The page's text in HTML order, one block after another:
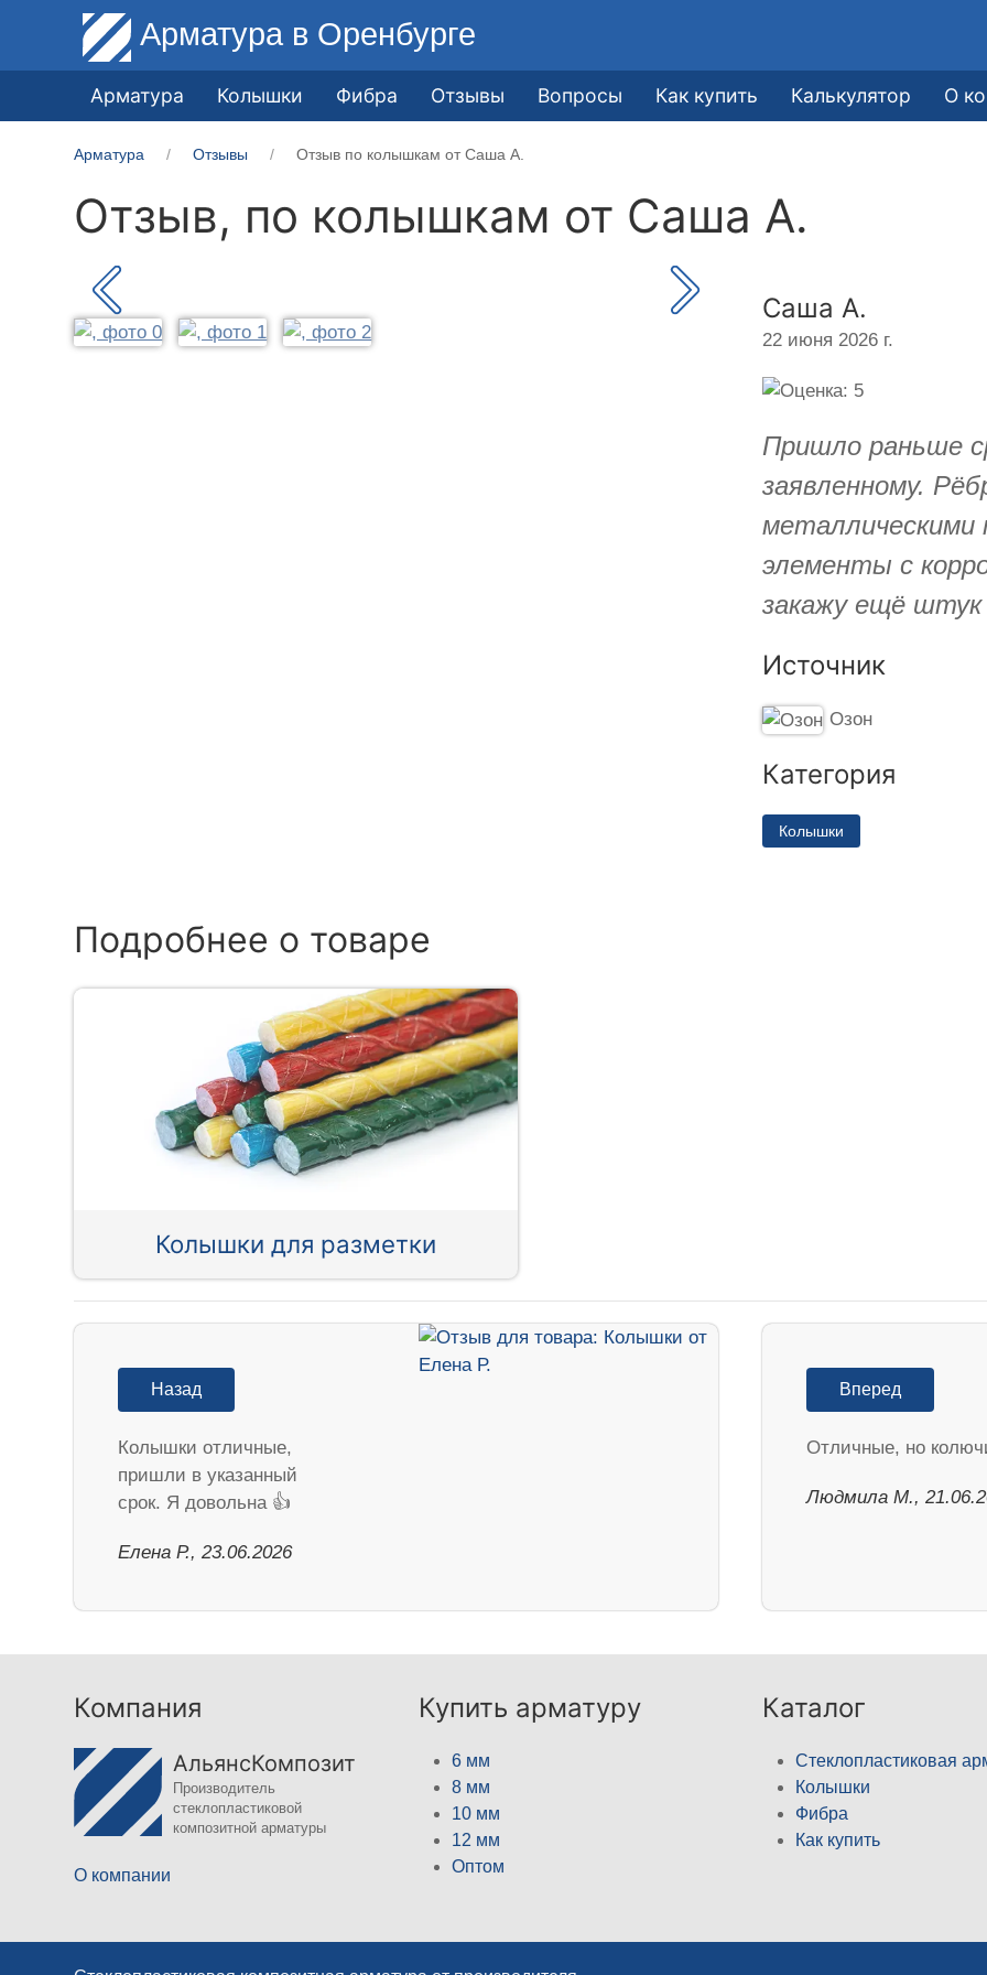
Арматура в Оренбурге
Арматура Колышки Фибра Отзывы Вопросы Как купить Калькулятор О
Арматура Отзывы Отзыв по колышкам от Саша А.
Отзыв, по колышкам от Саша А.
Саша А.
22 июня 2026 г.
Пришло раньше
заявленному.
металлическими
элементы с
закажу ещё штук
Источник
Озон
Категория
Колышки
Подробнее о товаре
Колышки для разметки
Назад
Колышки отличные,
пришли в указанный
срок. Я довольна 👍
Елена Р., 23.06.2026
Вперед
Отличные, но
Людмила М.,
Компания
АльянсКомпозит
Производитель
стеклопластиковой
композитной арматуры
О компании
Купить арматуру
6 мм
8 мм
10 мм
12 мм
Оптом
Каталог
Стеклопластиковая
Колышки
Фибра
Как купить